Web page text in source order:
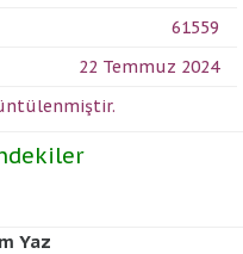
61559
22 Temmuz 2024
Yaz